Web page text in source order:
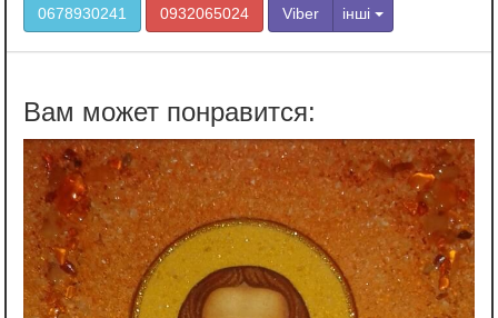
0678930241 0932065024 Viber інші